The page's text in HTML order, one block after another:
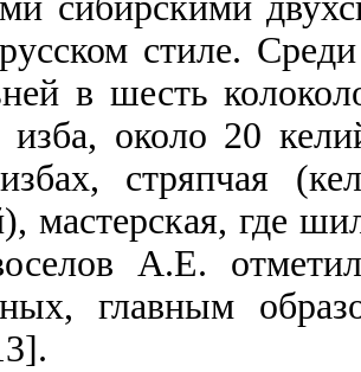
стиле.
в шесть
изба, около 20
стряпчая
мастерская, где
А.Е.
главным